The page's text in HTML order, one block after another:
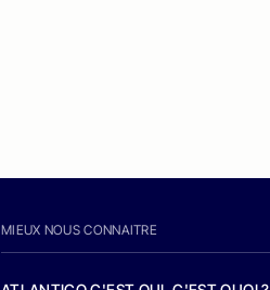
MIEUX NOUS CONNAITRE